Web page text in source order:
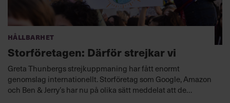
Hållbarhet
Storföretagen: Därför strejkar vi
Greta Thunbergs strejkuppmaning har fått enormt
genomslag internationellt. Storföretag som Google, Amazon
och Ben & Jerry’s har nu på olika sätt meddelat att de